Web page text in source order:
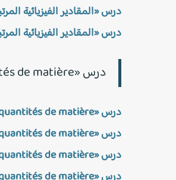
درس «المقادير الفيزيائية
درس «المقادير الفيزيائية
درس «Les grandeurs physiques liées aux quantités de matière» (المسلك الدولي):
درس «Les grandeurs physiques liées aux quantités de matière» (النموذج 01)
درس «Les grandeurs physiques liées aux quantités de matière» (النموذج 02)
درس «Les grandeurs physiques liées aux quantités de matière» (النموذج 03)